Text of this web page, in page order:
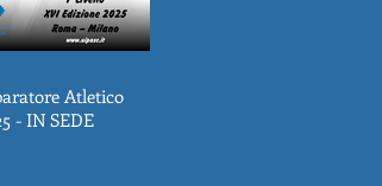
Atletico
- IN SEDE